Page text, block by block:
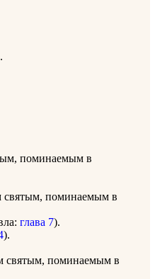
.
поминаемым в
святым, поминаемым в
глава 7).
).
святым, поминаемым в